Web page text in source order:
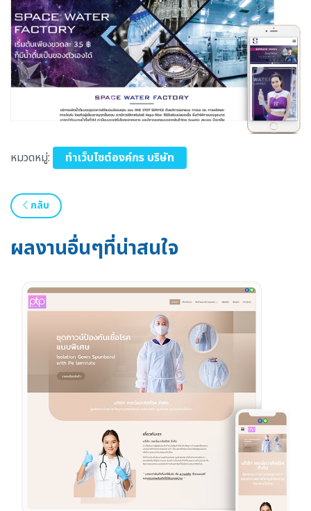
หมวดหมู่: ทำเว็บไซต์องค์กร บริษัท
กลับ
ผลงานอื่นๆที่น่าสนใจ